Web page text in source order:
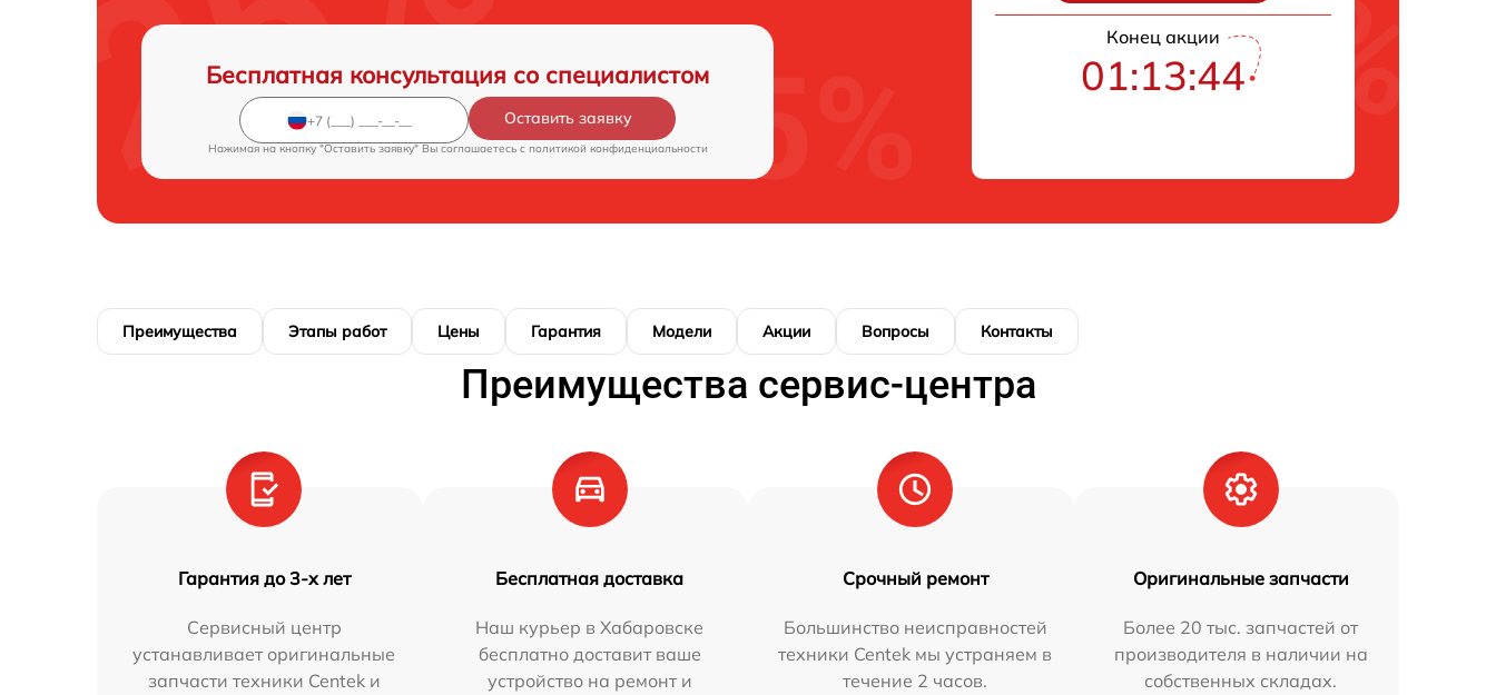
Бесплатная консультация со специалистом
Оставить заявку
Нажимая на кнопку "Оставить заявку" Вы соглашаетесь c политикой конфиденциальности
Конец акции
01:13:43
Преимущества Этапы работ Цены Гарантия Модели Акции Вопросы Контакты
Преимущества сервис-центра
Гарантия до 3-х лет
Сервисный центр
устанавливает оригинальные
запчасти техники Centek и
Бесплатная доставка
Наш курьер в Хабаровске
бесплатно доставит ваше
устройство на ремонт и
Срочный ремонт
Большинство неисправностей
техники Centek мы устраняем в
течение 2 часов.
Оригинальные запчасти
Более 20 тыс. запчастей от
производителя в наличии на
собственных складах.